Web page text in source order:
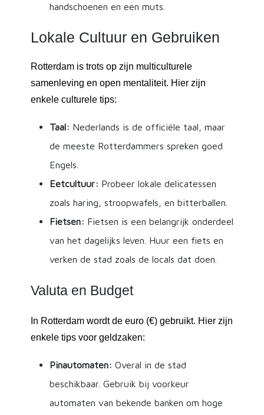
handschoenen en een muts.
Lokale Cultuur en Gebruiken
Rotterdam is trots op zijn multiculturele
samenleving en open mentaliteit. Hier zijn
enkele culturele tips:
Taal: Nederlands is de officiële taal, maar
de meeste Rotterdammers spreken goed
Engels.
Eetcultuur: Probeer lokale delicatessen
zoals haring, stroopwafels, en bitterballen.
Fietsen: Fietsen is een belangrijk onderdeel
van het dagelijks leven. Huur een fiets en
verken de stad zoals de locals dat doen.
Valuta en Budget
In Rotterdam wordt de euro (€) gebruikt. Hier zijn
enkele tips voor geldzaken:
Pinautomaten: Overal in de stad
beschikbaar. Gebruik bij voorkeur
automaten van bekende banken om hoge